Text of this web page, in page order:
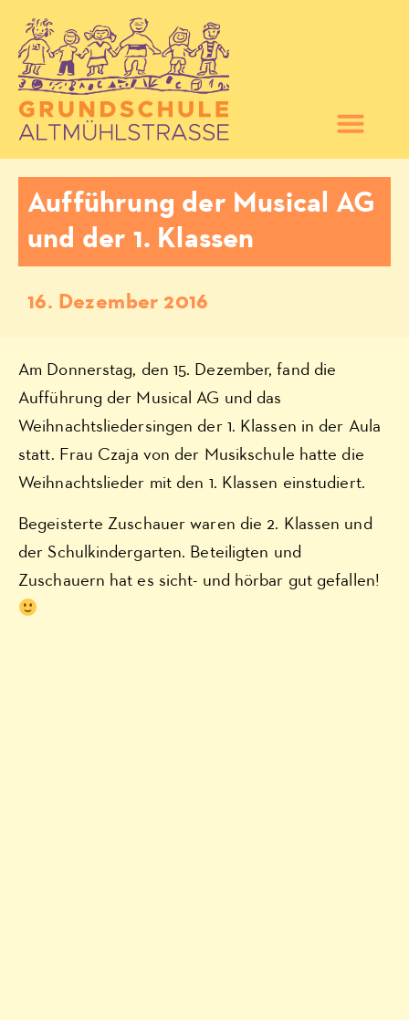
Aufführung der Musical AG
und der 1. Klassen
16. Dezember 2016
Am Donnerstag, den 15. Dezember, fand die
Aufführung der Musical AG und das
Weihnachtsliedersingen der 1. Klassen in der Aula
statt. Frau Czaja von der Musikschule hatte die
Weihnachtslieder mit den 1. Klassen einstudiert.
Begeisterte Zuschauer waren die 2. Klassen und
der Schulkindergarten. Beteiligten und
Zuschauern hat es sicht- und hörbar gut gefallen!